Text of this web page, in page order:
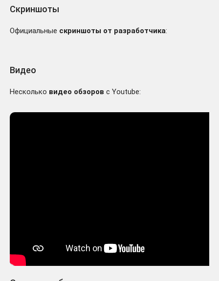
Скриншоты
Официальные скриншоты от разработчика:
Видео
Несколько видео обзоров с Youtube: